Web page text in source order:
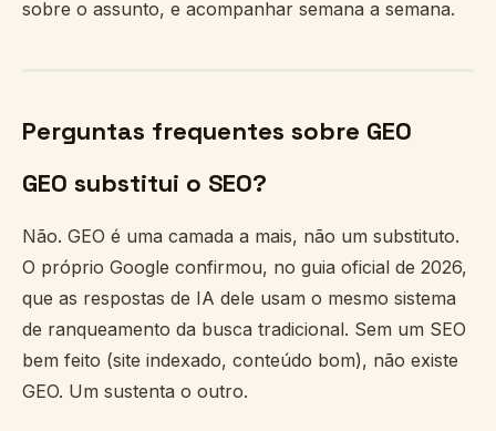
sobre o assunto, e acompanhar semana a semana.
Perguntas frequentes sobre GEO
GEO substitui o SEO?
Não. GEO é uma camada a mais, não um substituto.
O próprio Google confirmou, no guia oficial de 2026,
que as respostas de IA dele usam o mesmo sistema
de ranqueamento da busca tradicional. Sem um SEO
bem feito (site indexado, conteúdo bom), não existe
GEO. Um sustenta o outro.